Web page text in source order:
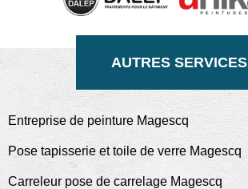
AUTRES SERVICES
Entreprise de peinture Magescq
Pose tapisserie et toile de verre Magescq
Carreleur pose de carrelage Magescq